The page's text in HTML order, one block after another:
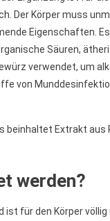
Der Körper muss
Eigenschaften.
Säuren,
verwendet, um
von
beinhaltet Extrakt
werden?
für den Körper